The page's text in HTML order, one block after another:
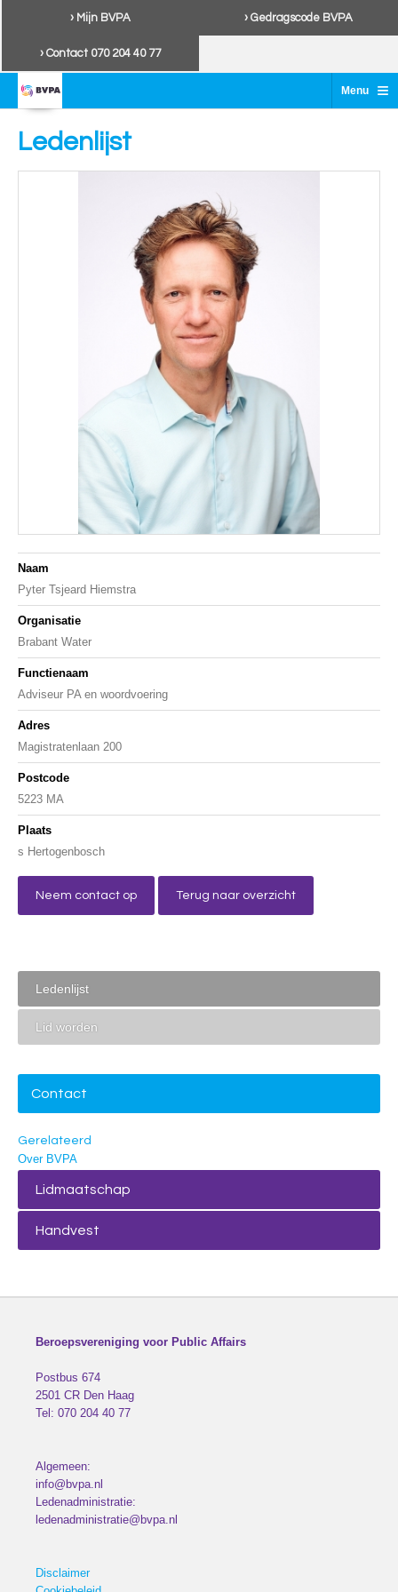
› Mijn BVPA › Gedragscode BVPA
› Contact 070 204 40 77
Menu ≡
Ledenlijst
Naam
Pyter Tsjeard Hiemstra
Organisatie
Brabant Water
Functienaam
Adviseur PA en woordvoering
Adres
Magistratenlaan 200
Postcode
5223 MA
Plaats
s Hertogenbosch
Neem contact op Terug naar overzicht
Ledenlijst
Lid worden
Contact
Gerelateerd
Over BVPA
Lidmaatschap
Handvest
Beroepsvereniging voor Public Affairs
Postbus 674
2501 CR Den Haag
Tel: 070 204 40 77
Algemeen:
info@bvpa.nl
Ledenadministratie:
ledenadministratie@bvpa.nl
Disclaimer